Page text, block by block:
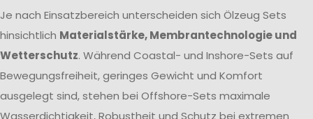
Je nach Einsatzbereich unterscheiden sich Ölzeug Sets
hinsichtlich Materialstärke, Membrantechnologie und
Wetterschutz. Während Coastal- und Inshore-Sets auf
Bewegungsfreiheit, geringes Gewicht und Komfort
ausgelegt sind, stehen bei Offshore-Sets maximale
Wasserdichtigkeit, Robustheit und Schutz bei extremen